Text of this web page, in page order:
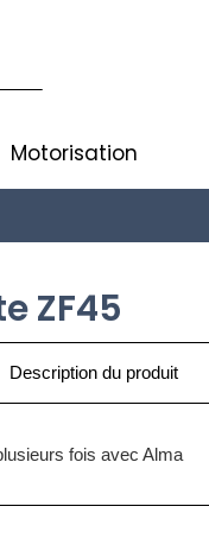
Motorisation
ZF45
Description du produit
fois avec Alma